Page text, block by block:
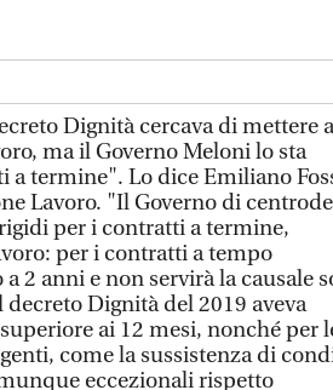
Dignità cercava di mettere
ma il Governo Meloni lo sta
termine". Lo dice Emiliano
Lavoro. "Il Governo di
per i contratti a termine,
per i contratti a tempo
2 anni e non servirà la causale
Dignità del 2019 aveva
ai 12 mesi, nonché per
come la sussistenza di
eccezionali rispetto